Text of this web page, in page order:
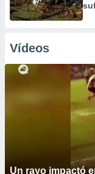
Vídeos
Un rayo impactó